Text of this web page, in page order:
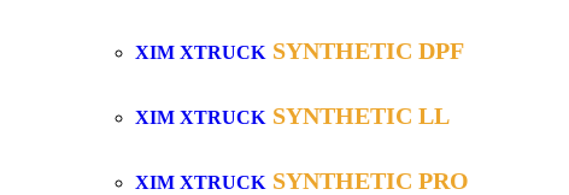
XIM XTRUCK SYNTHETIC DPF
XIM XTRUCK SYNTHETIC LL
XIM XTRUCK SYNTHETIC PRO